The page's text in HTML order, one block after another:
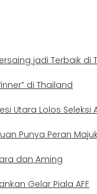
jadi Terbaik di
di Thailand
Utara Lolos Seleksi
Punya Peran
dan Aming
Gelar Piala AFF